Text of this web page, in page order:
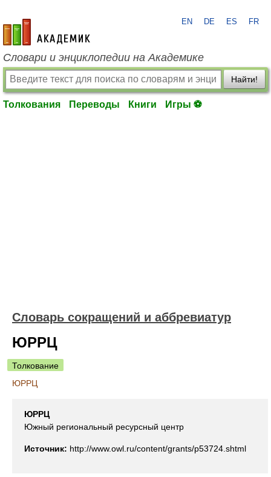
academic.ru
EN DE ES FR
Словари и энциклопедии на Академике
Найти!
Толкования Переводы Книги Игры ⚽
Словарь сокращений и аббревиатур
ЮРРЦ
Толкование
ЮРРЦ
ЮРРЦ
Южный региональный ресурсный центр
Источник: http://www.owl.ru/content/grants/p53724.shtml